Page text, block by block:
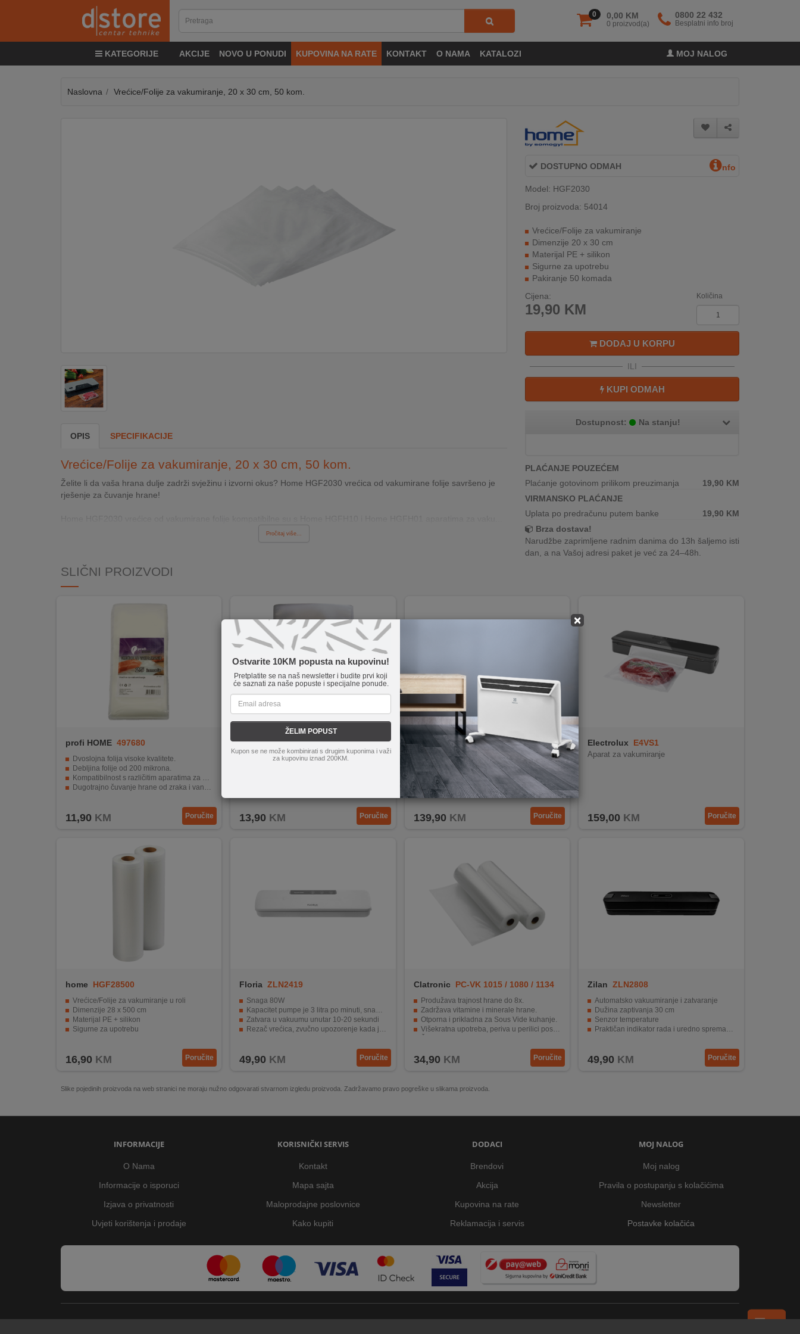
0 0,00 KM
0 proizvod(a)
0800 22 432
Besplatni info broj
KATEGORIJE AKCIJE NOVO U PONUDI KUPOVINA NA RATE KONTAKT O NAMA KATALOZI MOJ NALOG
&
KLIMATIZACIJA
INOSTRANSTVA
×
Ostvarite 10KM popusta na kupovinu!
Pretplatite se na naš newsletter i budite prvi koji
će saznati za naše popuste i specijalne ponude.
ŽELIM POPUST
Kupon se ne može kombinirati s drugim kuponima i važi
za kupovinu iznad 200KM.
Naslovna Vrećice/Folije za vakumiranje, 20 x 30 cm, 50 kom.
OPIS SPECIFIKACIJE
Vrećice/Folije za vakumiranje, 20 x 30 cm, 50 kom.
Želite li da vaša hrana dulje zadrži svježinu i izvorni okus? Home HGF2030 vrećica od vakumirane folije savršeno je
rješenje za čuvanje hrane!
Pročitaj više...
DOSTUPNO ODMAH nfo
Model: HGF2030
Broj proizvoda: 54014
Vrećice/Folije za vakumiranje
Dimenzije 20 x 30 cm
Materijal PE + silikon
Sigurne za upotrebu
Pakiranje 50 komada
Cijena:
19,90 KM
Količina
DODAJ U KORPU
ILI
KUPI ODMAH
Dostupnost: Na stanju!
PLAĆANJE POUZEĆEM
Plaćanje gotovinom prilikom preuzimanja
19,90 KM
VIRMANSKO PLAĆANJE
Uplata po predračunu putem banke
19,90 KM
Brza dostava!
Narudžbe zaprimljene radnim danima do 13h šaljemo isti
dan, a na Vašoj adresi paket je već za 24–48h.
SLIČNI PROIZVODI
profi HOME 497680
Dvoslojna folija visoke kvalitete.
Debljina folije od 200 mikrona.
Kompatibilnost s različitim aparatima za vakumiranje.
Dugotrajno čuvanje hrane od zraka i vanjskih utjecaja.
11,90 KM Poručite
profi HOME 497681
Dvoslojna folija, 250 x 350 mm
13,90 KM Poručite
home HGFH10
Snaga 130W
Automatsko i ručno usisavanje
Usisna snaga maks. 0,7 bara
Zasebna funkcija zavarivanja
Kompaktna veličina
139,90 KM Poručite
Electrolux E4VS1
Aparat za vakumiranje
159,00 KM Poručite
home HGF28500
Vrećice/Folije za vakumiranje u roli
Dimenzije 28 x 500 cm
Materijal PE + silikon
Sigurne za upotrebu
16,90 KM Poručite
Floria ZLN2419
Snaga 80W
Kapacitet pumpe je 3 litra po minuti, snaga pumpe je 65Kpa
Zatvara u vakuumu unutar 10-20 sekundi
Rezač vrećica, zvučno upozorenje kada je pečaćenje završeno
49,90 KM Poručite
Clatronic PC-VK 1015 / 1080 / 1134
Produžava trajnost hrane do 8x.
Zadržava vitamine i minerale hrane.
Otporna i prikladna za Sous Vide kuhanje.
Višekratna upotreba, periva u perilici posuđa.
34,90 KM Poručite
Zilan ZLN2808
Automatsko vakuumiranje i zatvaranje
Dužina zaptivanja 30 cm
Senzor temperature
Praktičan indikator rada i uredno spremanje kabla
49,90 KM Poručite
Slike pojedinih proizvoda na web stranici ne moraju nužno odgovarati stvarnom izgledu proizvoda. Zadržavamo pravo pogreške u slikama proizvoda.
INFORMACIJE
O Nama
Informacije o isporuci
Izjava o privatnosti
Uvjeti korištenja i prodaje
KORISNIČKI SERVIS
Kontakt
Mapa sajta
Maloprodajne poslovnice
Kako kupiti
DODACI
Brendovi
Akcija
Kupovina na rate
Reklamacija i servis
MOJ NALOG
Moj nalog
Pravila o postupanju s kolačićima
Newsletter
Postavke kolačića